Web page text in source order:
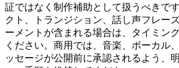
証ではなく制作補助として扱うべきで
クト、トランジション、話し声フレー
ーメントが含まれる場合は、タイミン
ください。商用では、音楽、ボーカル
ッセージが公開前に承認されるよう、